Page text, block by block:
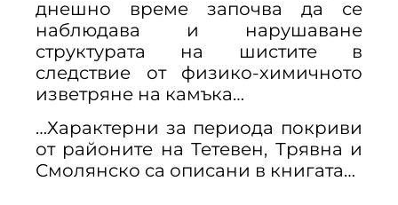
днешно време започва да се
наблюдава и нарушаване
структурата на шистите в
следствие от физико-химичното
изветряне на камъка…
…Характерни за периода покриви
от районите на Тетевен, Трявна и
Смолянско са описани в книгата…